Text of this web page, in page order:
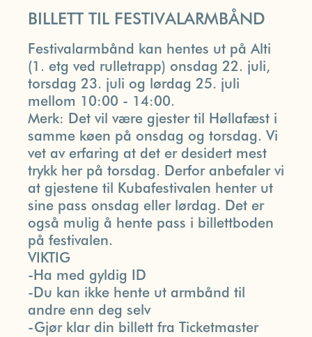
BILLETT TIL FESTIVALARMBÅND
Festivalarmbånd kan hentes ut på Alti
(1. etg ved rulletrapp) onsdag 22. juli,
torsdag 23. juli og lørdag 25. juli
mellom 10:00 - 14:00.
Merk: Det vil være gjester til Høllafæst i
samme køen på onsdag og torsdag. Vi
vet av erfaring at det er desidert mest
trykk her på torsdag. Derfor anbefaler vi
at gjestene til Kubafestivalen henter ut
sine pass onsdag eller lørdag. Det er
også mulig å hente pass i billettboden
på festivalen.
VIKTIG
-Ha med gyldig ID
-Du kan ikke hente ut armbånd til
andre enn deg selv
-Gjør klar din billett fra Ticketmaster